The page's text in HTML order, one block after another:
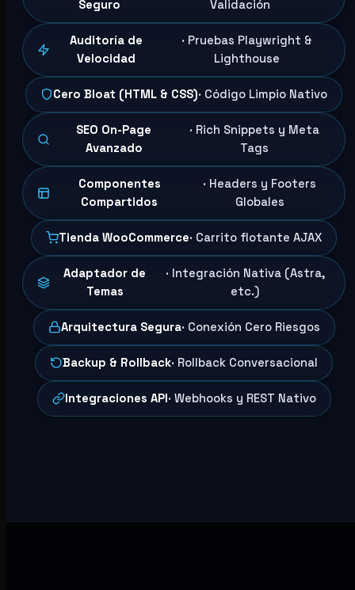
Seguro
Validación
Auditoría de
Velocidad
· Pruebas Playwright &
Lighthouse
Cero Bloat (HTML & CSS)· Código Limpio Nativo
SEO On-Page
Avanzado
· Rich Snippets y Meta
Tags
Componentes
Compartidos
· Headers y Footers
Globales
Tienda WooCommerce· Carrito flotante AJAX
Adaptador de
Temas
· Integración Nativa (Astra,
etc.)
Arquitectura Segura· Conexión Cero Riesgos
Backup & Rollback· Rollback Conversacional
Integraciones API· Webhooks y REST Nativo